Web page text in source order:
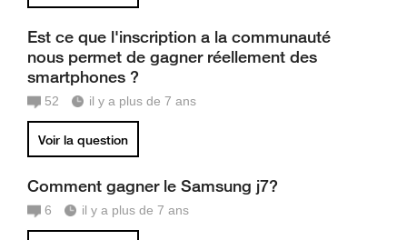
Est ce que l'inscription a la communauté
nous permet de gagner réellement des
smartphones ?
52 il y a plus de 7 ans
Voir la question
Comment gagner le Samsung j7?
6 il y a plus de 7 ans